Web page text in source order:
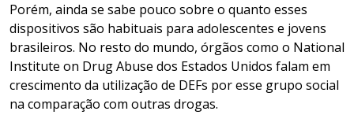
Porém, ainda se sabe pouco sobre o quanto esses
dispositivos são habituais para adolescentes e jovens
brasileiros. No resto do mundo, órgãos como o National
Institute on Drug Abuse dos Estados Unidos falam em
crescimento da utilização de DEFs por esse grupo social
na comparação com outras drogas.